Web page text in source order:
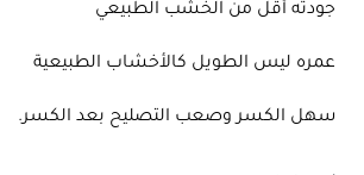
جودته أقل من الخشب الطبيعي
عمره ليس الطويل كالأخشاب الطبيعية
سهل الكسر وصعب التصليح بعد الكسر.